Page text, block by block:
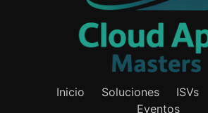
Inicio Soluciones ISVs
Eventos